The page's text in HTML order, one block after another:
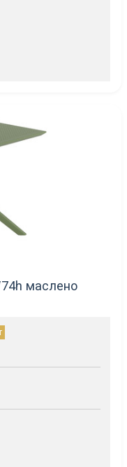
маслено